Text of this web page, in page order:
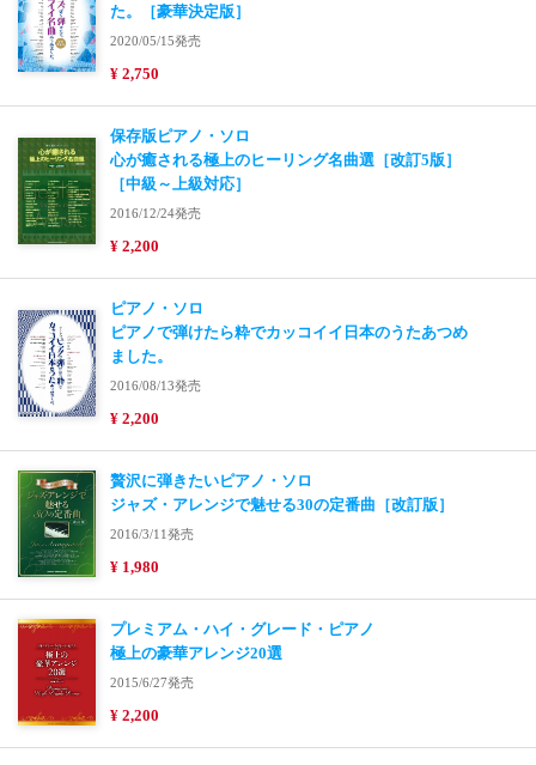
た。［豪華決定版］
2020/05/15発売
¥ 2,750
保存版ピアノ・ソロ
心が癒される極上のヒーリング名曲選［改訂5版］
［中級～上級対応］
2016/12/24発売
¥ 2,200
ピアノ・ソロ
ピアノで弾けたら粋でカッコイイ日本のうたあつめ
ました。
2016/08/13発売
¥ 2,200
贅沢に弾きたいピアノ・ソロ
ジャズ・アレンジで魅せる30の定番曲［改訂版］
2016/3/11発売
¥ 1,980
プレミアム・ハイ・グレード・ピアノ
極上の豪華アレンジ20選
2015/6/27発売
¥ 2,200